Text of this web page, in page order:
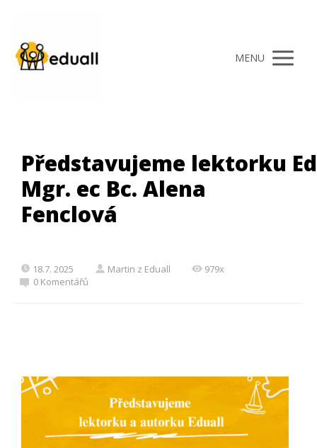
MENU
Představujeme lektorku
Mgr. ec Bc. Alena
Fenclová
18.7. 2025 Martin z Eduall
979x
0 Komentářů